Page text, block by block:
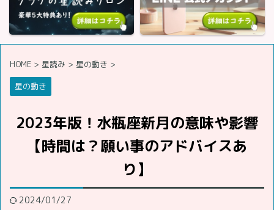
HOME > 星読み > 星の動き >
星の動き
2023年版！水瓶座新月の意味や影響
【時間は？願い事のアドバイスあ
り】
2024/01/27